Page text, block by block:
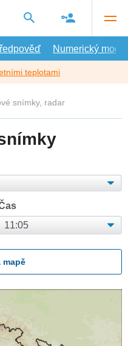
Numerický model
teplotami
snímky, radar
mapě